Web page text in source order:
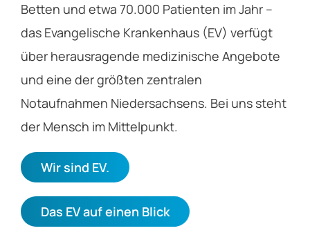
Betten und etwa 70.000 Patienten im Jahr –
das Evangelische Krankenhaus (EV) verfügt
über herausragende medizinische Angebote
und eine der größten zentralen
Notaufnahmen Niedersachsens. Bei uns steht
der Mensch im Mittelpunkt.
Wir sind EV.
Das EV auf einen Blick